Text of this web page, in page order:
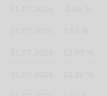
31.07.2026 -2,06 %
31.07.2026 3,55 %
31.07.2026 12,97 %
31.07.2026 23,20 %